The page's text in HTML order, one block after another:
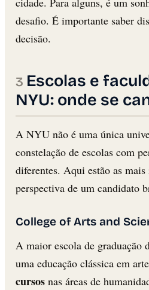
desafio. É importante saber
decisão.
Escolas e
NYU: onde se
A NYU não é uma única
constelação de escolas com
diferentes. Aqui estão as
perspectiva de um candidato
College of Arts and
A maior escola de graduação
uma educação clássica em
cursos nas áreas de